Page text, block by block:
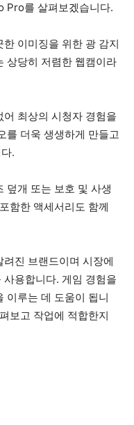
Pro를 살펴보겠습니다.
이미징을 위한 광 감지
상당히 저렴한 웹캠이라
최상의 시청자 경험을
를 더욱 생생하게 만들고
.
덮개 또는 보호 및 사생
함한 액세서리도 함께
진 브랜드이며 시장에
용합니다. 게임 경험을
이루는 데 도움이 됩니
보고 작업에 적합한지